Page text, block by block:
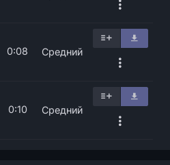
0:08 Средний
0:10 Средний